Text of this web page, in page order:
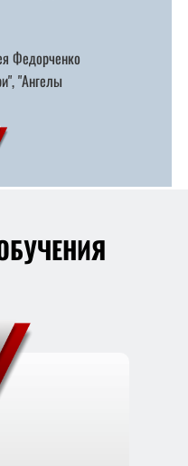
Федорченко
"Ангелы